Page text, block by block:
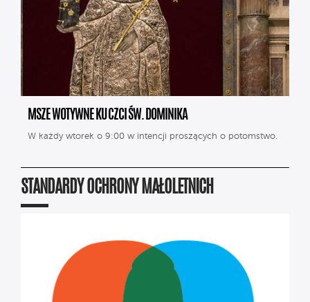
MSZE WOTYWNE KU CZCI ŚW. DOMINIKA
W każdy wtorek o 9:00 w intencji proszących o potomstwo.
STANDARDY OCHRONY MAŁOLETNICH